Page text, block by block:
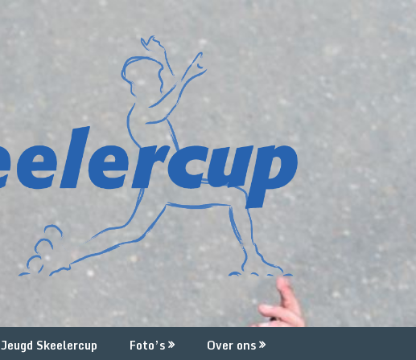
Jeugd Skeelercup Foto’s
Over ons